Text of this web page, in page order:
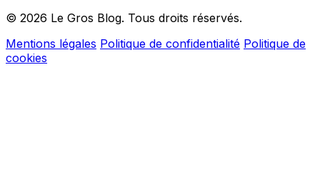
© 2026 Le Gros Blog. Tous droits réservés.
Mentions légales Politique de confidentialité Politique de
cookies